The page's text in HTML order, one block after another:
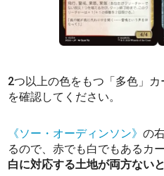
2つ以上の色をもつ「多色」
を確認してください。
《ソー・オーディンソン》の
るので、赤でも白でもあるカ
白に対応する土地が両方ない